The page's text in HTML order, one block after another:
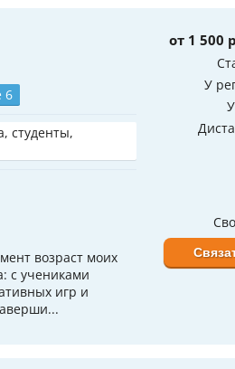
6
студенты,
от 1 500
У
возраст моих
с учениками
игр и